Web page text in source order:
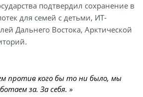
подтвердил сохранение в
для семей с детьми, ИТ-
Дальнего Востока, Арктической
против кого бы то ни было, мы
за. За себя. »